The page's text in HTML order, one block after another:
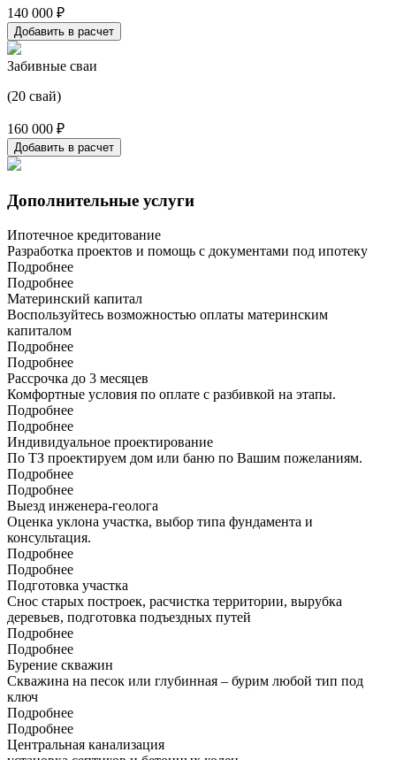
140 000 ₽
Добавить в расчет
Забивные сваи
(20 свай)
160 000 ₽
Добавить в расчет
Дополнительные услуги
Ипотечное кредитование
Разработка проектов и помощь с документами под ипотеку
Подробнее
Подробнее
Материнский капитал
Воспользуйтесь возможностью оплаты материнским
капиталом
Подробнее
Подробнее
Рассрочка до 3 месяцев
Комфортные условия по оплате с разбивкой на этапы.
Подробнее
Подробнее
Индивидуальное проектирование
По ТЗ проектируем дом или баню по Вашим пожеланиям.
Подробнее
Подробнее
Выезд инженера-геолога
Оценка уклона участка, выбор типа фундамента и
консультация.
Подробнее
Подробнее
Подготовка участка
Снос старых построек, расчистка территории, вырубка
деревьев, подготовка подъездных путей
Подробнее
Подробнее
Бурение скважин
Скважина на песок или глубинная – бурим любой тип под
ключ
Подробнее
Подробнее
Центральная канализация